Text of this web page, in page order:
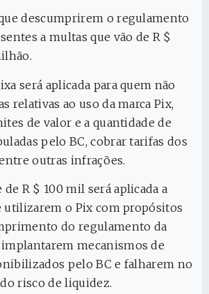
descumprirem o regulamento
a multas que vão de R $
será aplicada para quem não
relativas ao uso da marca Pix,
de valor e a quantidade de
pelo BC, cobrar tarifas dos
outras infrações.
R $ 100 mil será aplicada a
o Pix com propósitos
do regulamento da
mecanismos de
pelo BC e falharem no
risco de liquidez.